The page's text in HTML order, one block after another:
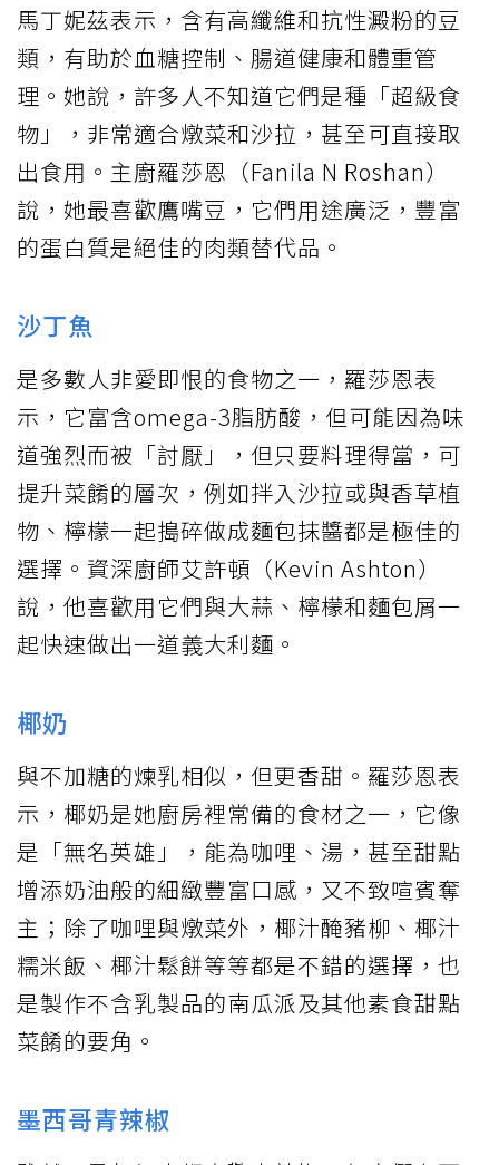
馬丁妮茲表示，含有高纖維和抗性澱粉的豆
類，有助於血糖控制、腸道健康和體重管
理。她說，許多人不知道它們是種「超級食
物」，非常適合燉菜和沙拉，甚至可直接取
出食用。主廚羅莎恩（Fanila N Roshan）
說，她最喜歡鷹嘴豆，它們用途廣泛，豐富
的蛋白質是絕佳的肉類替代品。
沙丁魚
是多數人非愛即恨的食物之一，羅莎恩表
示，它富含omega-3脂肪酸，但可能因為味
道強烈而被「討厭」，但只要料理得當，可
提升菜餚的層次，例如拌入沙拉或與香草植
物、檸檬一起搗碎做成麵包抹醬都是極佳的
選擇。資深廚師艾許頓（Kevin Ashton）
說，他喜歡用它們與大蒜、檸檬和麵包屑一
起快速做出一道義大利麵。
椰奶
與不加糖的煉乳相似，但更香甜。羅莎恩表
示，椰奶是她廚房裡常備的食材之一，它像
是「無名英雄」，能為咖哩、湯，甚至甜點
增添奶油般的細緻豐富口感，又不致喧賓奪
主；除了咖哩與燉菜外，椰汁醃豬柳、椰汁
糯米飯、椰汁鬆餅等等都是不錯的選擇，也
是製作不含乳製品的南瓜派及其他素食甜點
菜餚的要角。
墨西哥青辣椒